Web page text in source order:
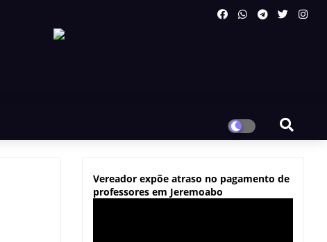
Vereador expõe atraso no pagamento de
professores em Jeremoabo